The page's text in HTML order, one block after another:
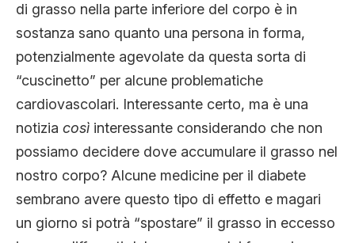
di grasso nella parte inferiore del corpo è in
sostanza sano quanto una persona in forma,
potenzialmente agevolate da questa sorta di
“cuscinetto” per alcune problematiche
cardiovascolari. Interessante certo, ma è una
notizia così interessante considerando che non
possiamo decidere dove accumulare il grasso nel
nostro corpo? Alcune medicine per il diabete
sembrano avere questo tipo di effetto e magari
un giorno si potrà “spostare” il grasso in eccesso